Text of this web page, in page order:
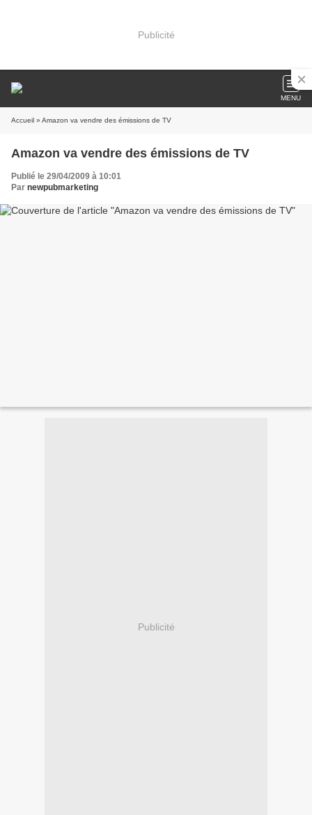
Publicité
MENU
Accueil » Amazon va vendre des émissions de TV
Amazon va vendre des émissions de TV
Publié le 29/04/2009 à 10:01
Par newpubmarketing
Publicité